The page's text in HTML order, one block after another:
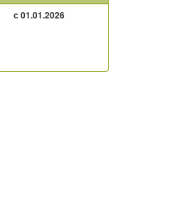
с 01.01.2026